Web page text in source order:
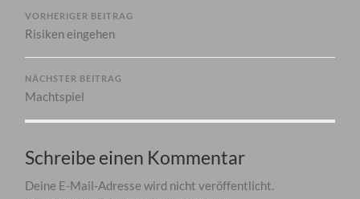
VORHERIGER BEITRAG
Risiken eingehen
NÄCHSTER BEITRAG
Machtspiel
Schreibe einen Kommentar
Deine E-Mail-Adresse wird nicht veröffentlicht.